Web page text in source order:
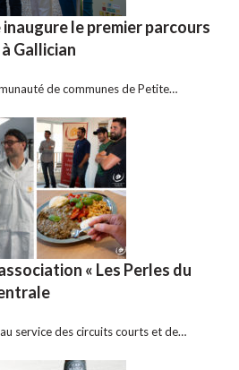
le premier parcours
Gallician
de communes de Petite…
« Les Perles du
service des circuits courts et de…